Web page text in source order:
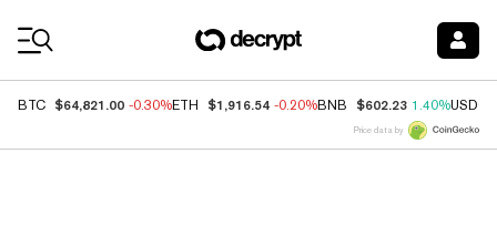
BTC $64,821.00 -0.30%ETH $1,916.54 -0.20%BNB $602.23 1.40%USDC
Price data by